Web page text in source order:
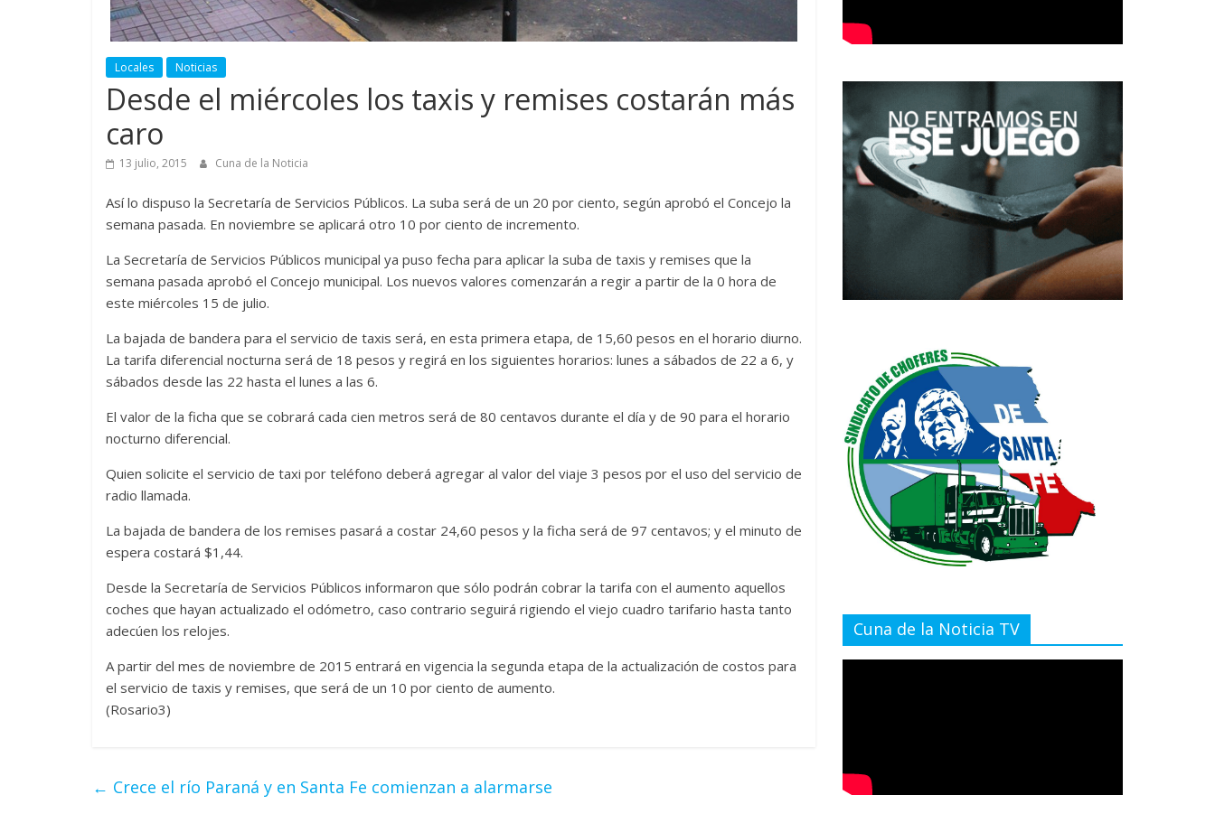
Locales Noticias
Desde el miércoles los taxis y remises costarán más
caro
13 julio, 2015 Cuna de la Noticia
Así lo dispuso la Secretaría de Servicios Públicos. La suba será de un 20 por ciento, según aprobó el Concejo la
semana pasada. En noviembre se aplicará otro 10 por ciento de incremento.
La Secretaría de Servicios Públicos municipal ya puso fecha para aplicar la suba de taxis y remises que la
semana pasada aprobó el Concejo municipal. Los nuevos valores comenzarán a regir a partir de la 0 hora de
este miércoles 15 de julio.
La bajada de bandera para el servicio de taxis será, en esta primera etapa, de 15,60 pesos en el horario diurno.
La tarifa diferencial nocturna será de 18 pesos y regirá en los siguientes horarios: lunes a sábados de 22 a 6, y
sábados desde las 22 hasta el lunes a las 6.
El valor de la ficha que se cobrará cada cien metros será de 80 centavos durante el día y de 90 para el horario
nocturno diferencial.
Quien solicite el servicio de taxi por teléfono deberá agregar al valor del viaje 3 pesos por el uso del servicio de
radio llamada.
La bajada de bandera de los remises pasará a costar 24,60 pesos y la ficha será de 97 centavos; y el minuto de
espera costará $1,44.
Desde la Secretaría de Servicios Públicos informaron que sólo podrán cobrar la tarifa con el aumento aquellos
coches que hayan actualizado el odómetro, caso contrario seguirá rigiendo el viejo cuadro tarifario hasta tanto
adecúen los relojes.
A partir del mes de noviembre de 2015 entrará en vigencia la segunda etapa de la actualización de costos para
el servicio de taxis y remises, que será de un 10 por ciento de aumento.
(Rosario3)
← Crece el río Paraná y en Santa Fe comienzan a alarmarse
Cuna de la Noticia TV